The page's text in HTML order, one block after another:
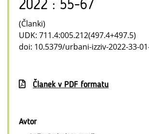
2022 : 55-67
(Članki)
UDK: 711.4:005.212(497.4+497.5)
doi: 10.5379/urbani-izziv-2022-33-
Članek v PDF formatu
Avtor